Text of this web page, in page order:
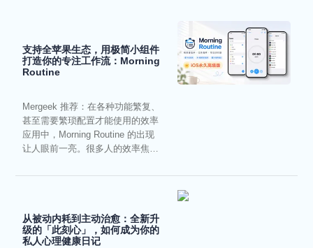
支持全苹果生态，用极简小组件
打造你的专注工作流：Morning
Routine
Mergeek 推荐：在各种功能繁复、
甚至需要繁琐配置才能使用的效率
应用中，Morning Routine 的出现
让人眼前一亮。很多人的效率焦
从被动内耗到主动治愈：全新升
级的「此刻心」，如何成为你的
私人心理健康日记